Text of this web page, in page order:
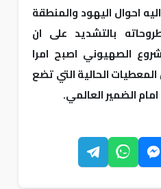
احوال اليهود والمنطقة
بالتشديد على ان
الصهيوني اصبح امرا
الحالية التي تضع
الضمير العالمي.